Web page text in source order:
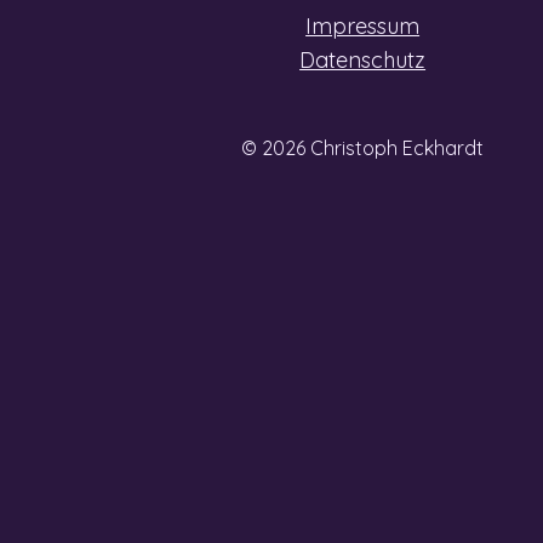
Impressum
Datenschutz
© 2026 Christoph Eckhardt